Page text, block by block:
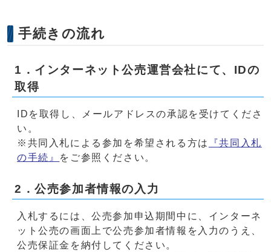
手続きの流れ
1．インターネット公売運営会社にて、IDの
取得
IDを取得し、メールアドレスの承認を受けてくださ
い。
※共同入札による参加を希望される方は
『共同入札
の手続』 をご参照ください。
2．公売参加者情報の入力
入札するには、公売参加申込期間中に、インターネ
ット公売の画面上で公売参加者情報を入力のうえ、
公売保証金を納付してください。